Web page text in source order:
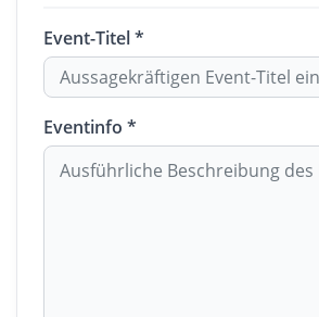
Event-Titel *
Eventinfo *